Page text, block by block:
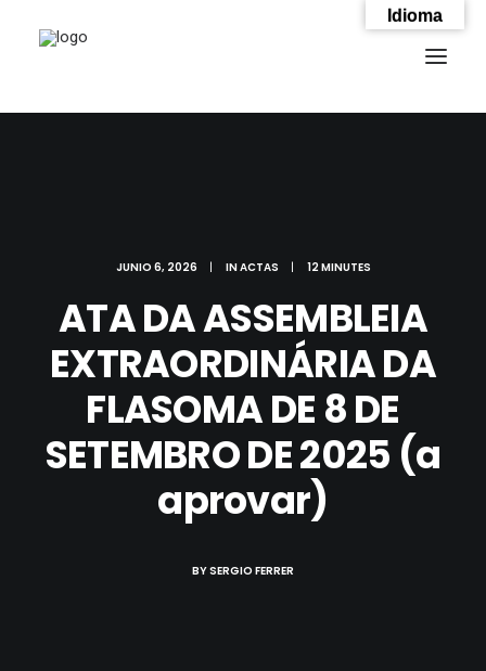
SEARCH
JUNIO 6, 2026 | INACTAS | 12 MINUTES
ATA DA ASSEMBLEIA
EXTRAORDINÁRIA DA
FLASOMA DE 8 DE
SETEMBRO DE 2025 (a
aprovar)
BYSERGIO FERRER
Idioma